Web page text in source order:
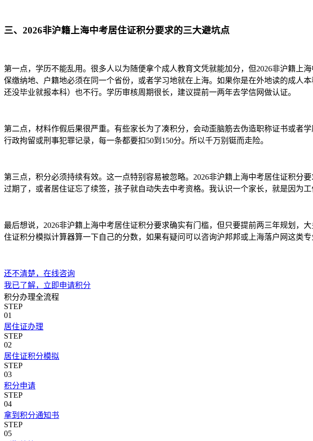
三、2026非沪籍上海中考居住证积分要求的三大避坑点
第一点，学历不能乱用。很多人以为随便拿个成人教育文凭就能加分，但2026非沪籍上
保缴纳地、户籍地必须在同一个省份，或者学习地就在上海。如果你是在外地读的成人
还没毕业就报本科）也不行。学历审核周期很长，建议提前一两年去学信网做认证。
第二点，材料作假后果很严重。有些家长为了凑积分，会动歪脑筋去伪造职称证书或者
行政拘留或刑事犯罪记录，每一条都要扣50到150分。所以千万别铤而走险。
第三点，积分必须持续有效。这一点特别容易被忽略。2026非沪籍上海中考居住证积分
过期了，或者居住证忘了续签，孩子就自动失去中考资格。我认识一个家长，就是因为
最后想说，2026非沪籍上海中考居住证积分要求确实有门槛，但只要提前两三年规划
住证积分模拟计算器算一下自己的分数，如果有疑问可以咨询沪邦邦或上海落户网这类
还不清楚，在线咨询
我已了解，立即申请积分
积分办理全流程
STEP
01
居住证办理
STEP
02
居住证积分模拟
STEP
03
积分申请
STEP
04
拿到积分通知书
STEP
05